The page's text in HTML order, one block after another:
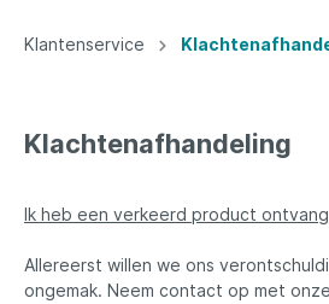
Klantenservice
Klachtenafhandeling
Ik heb een verkeerd product
Allereerst willen we ons
ongemak. Neem contact op met